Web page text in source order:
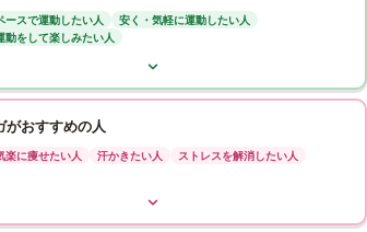
ースで運動したい人
安く・気軽に運動したい人
動をして楽しみたい人
がおすすめの人
楽に痩せたい人 汗かきたい人 ストレスを解消したい人